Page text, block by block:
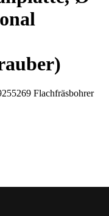
Flachfräsbohrer